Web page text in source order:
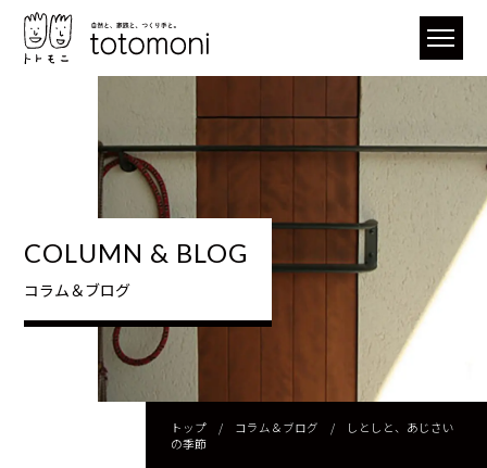
COLUMN & BLOG
コラム＆ブログ
トップ/ コラム＆ブログ /
しとしと、あじさい
の季節